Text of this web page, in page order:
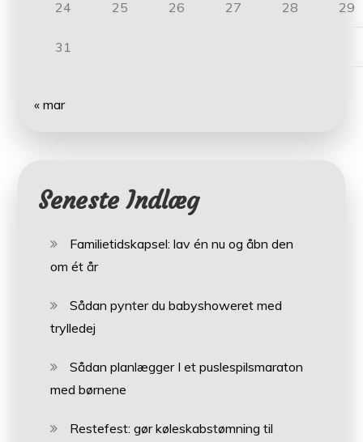
24 25 26 27 28 29
31
« mar
Seneste Indlæg
Familietidskapsel: lav én nu og åbn den
om ét år
Sådan pynter du babyshoweret med
trylledej
Sådan planlægger I et puslespilsmaraton
med børnene
Restefest: gør køleskabstømning til